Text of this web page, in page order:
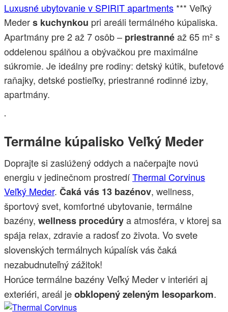
Luxusné ubytovanie v SPIRIT apartments *** Veľký
Meders kuchynkou pri areáli termálného kúpaliska.
Apartmány pre 2 až 7 osôb – priestrannéaž 65 m² s
oddelenou spálňou a obývačkou pre maximálne
súkromie. Je ideálny pre rodiny: detský kútik, bufetové
raňajky, detské postieľky, priestranné rodinné izby,
apartmány.
.
Termálne kúpalisko Veľký Meder
Doprajte si zaslúžený oddych a načerpajte novú
energiu v jedinečnom prostredíThermal Corvinus
Veľký Meder. Čaká vás 13 bazénov, wellness,
športový svet, komfortné ubytovanie, termálne
bazény, wellness procedúrya atmosféra, v ktorej sa
spája relax, zdravie a radosť zo života. Vo svete
slovenských termálnych kúpalísk vás čaká
nezabudnuteľný zážitok!
Horúce termálne bazény Veľký Meder v interiéri aj
exteriéri, areál jeobklopený zeleným lesoparkom.